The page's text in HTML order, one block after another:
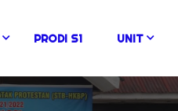
PRODI S1 UNIT